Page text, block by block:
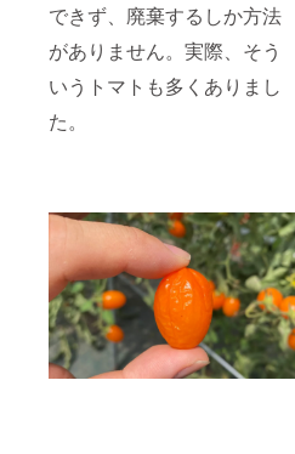
できず、廃棄するしか方法
がありません。実際、そう
いうトマトも多くありまし
た。